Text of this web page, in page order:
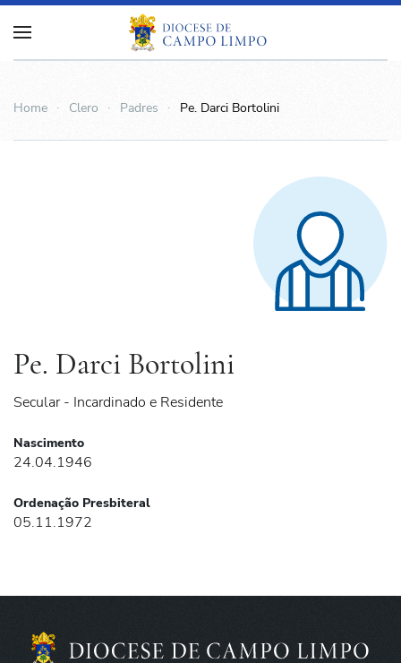
Home Clero Padres Pe. Darci Bortolini
Pe. Darci Bortolini
Secular - Incardinado e Residente
Nascimento
24.04.1946
Ordenação Presbiteral
05.11.1972